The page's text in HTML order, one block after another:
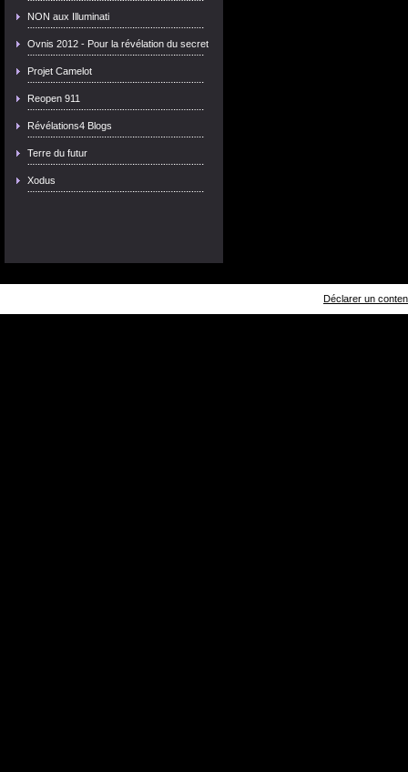
NON aux Illuminati
Ovnis 2012 - Pour la révélation du secret
Projet Camelot
Reopen 911
Révélations4 Blogs
Terre du futur
Xodus
Déclarer un